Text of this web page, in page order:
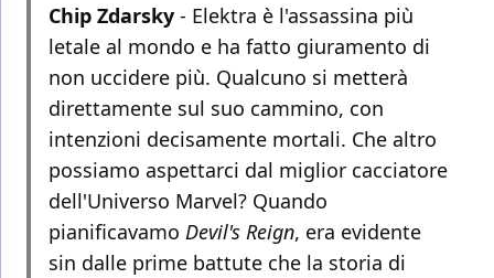
Chip Zdarsky - Elektra è l'assassina più
letale al mondo e ha fatto giuramento di
non uccidere più. Qualcuno si metterà
direttamente sul suo cammino, con
intenzioni decisamente mortali. Che altro
possiamo aspettarci dal miglior cacciatore
dell'Universo Marvel? Quando
pianificavamo Devil's Reign, era evidente
sin dalle prime battute che la storia di